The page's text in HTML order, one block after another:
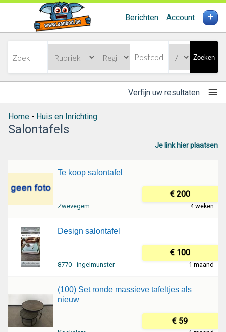
Berichten Account +
Zoeken
Verfijn uw resultaten
Home - Huis en Inrichting
Salontafels
Je link hier plaatsen
Te koop salontafel
€ 200
Zwevegem 4 weken
Design salontafel
€ 100
8770 - ingelmunster 1 maand
(100) Set ronde massieve tafeltjes als
nieuw
€ 59